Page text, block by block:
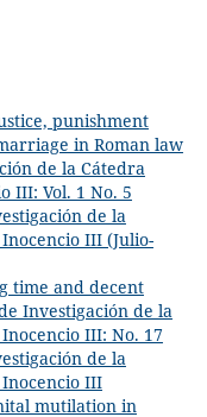
punishment
in Roman law
de la Cátedra
III: Vol. 1 No. 5
de la
III (Julio-
time and decent
Investigación de la
III: No. 17
de la
III
mutilation in